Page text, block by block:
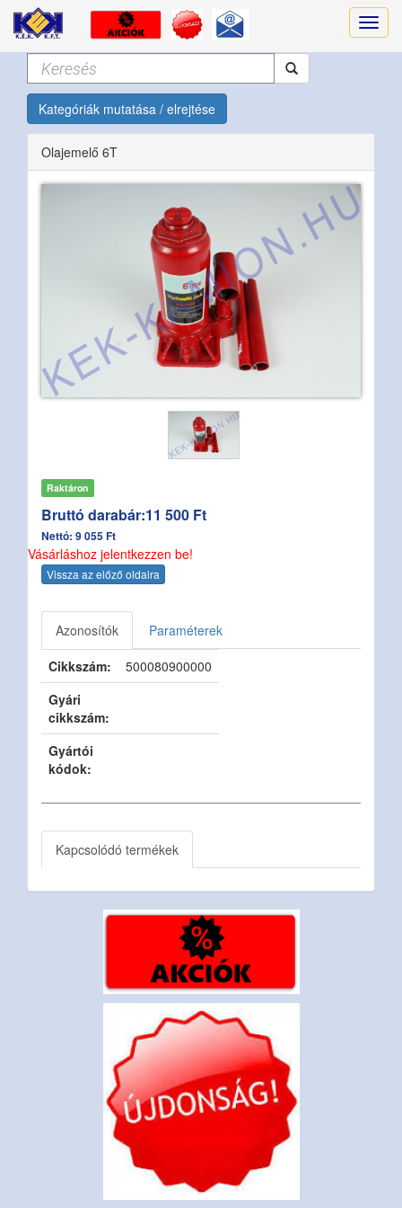
Kategóriák mutatása / elrejtése
Olajemelő 6T
Raktáron
Bruttó darabár:11 500 Ft
Nettó: 9 055 Ft
Vásárláshoz jelentkezzen be!
Vissza az előző oldalra
Azonosítók
Paraméterek
Cikkszám:
500080900000
Gyári
cikkszám:
Gyártói
kódok:
Kapcsolódó termékek